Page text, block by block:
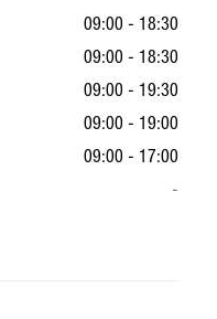
09:00 - 18:30
09:00 - 18:30
09:00 - 19:30
09:00 - 19:00
09:00 - 17:00
-